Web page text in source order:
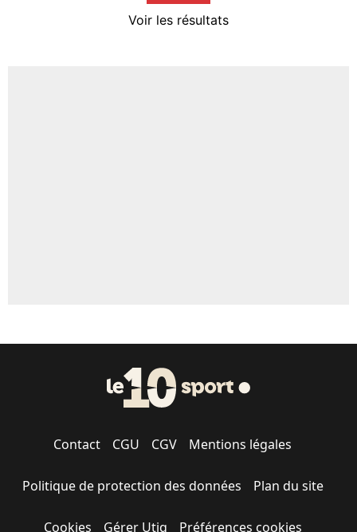
Voir les résultats
Contact CGU CGV Mentions légales
Politique de protection des données Plan du site
Cookies Gérer Utiq Préférences cookies